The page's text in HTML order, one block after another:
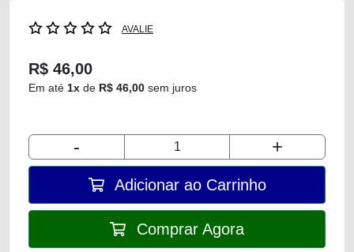
AVALIE
R$ 46,00
Em até 1x de R$ 46,00 sem juros
- +
Adicionar ao Carrinho
Comprar Agora